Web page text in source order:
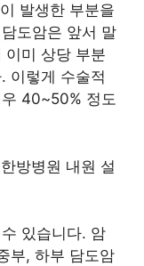
발생한 부분을
도암은 앞서 말
이미 상당 부분
이렇게 수술적
40~50% 정도
있습니다. 암
부, 하부 담도암